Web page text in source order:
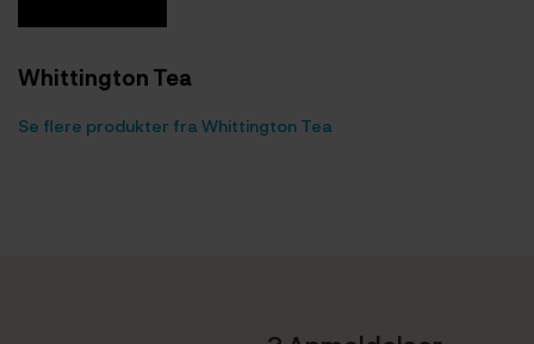
Whittington Tea
Se flere produkter fra Whittington Tea